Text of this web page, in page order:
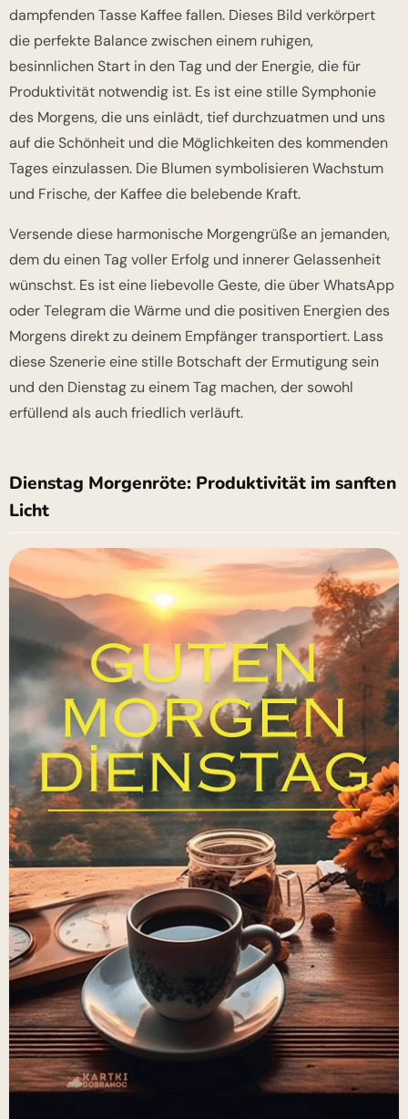
dampfenden Tasse Kaffee fallen. Dieses Bild verkörpert
die perfekte Balance zwischen einem ruhigen,
besinnlichen Start in den Tag und der Energie, die für
Produktivität notwendig ist. Es ist eine stille Symphonie
des Morgens, die uns einlädt, tief durchzuatmen und uns
auf die Schönheit und die Möglichkeiten des kommenden
Tages einzulassen. Die Blumen symbolisieren Wachstum
und Frische, der Kaffee die belebende Kraft.
Versende diese harmonische Morgengrüße an jemanden,
dem du einen Tag voller Erfolg und innerer Gelassenheit
wünschst. Es ist eine liebevolle Geste, die über WhatsApp
oder Telegram die Wärme und die positiven Energien des
Morgens direkt zu deinem Empfänger transportiert. Lass
diese Szenerie eine stille Botschaft der Ermutigung sein
und den Dienstag zu einem Tag machen, der sowohl
erfüllend als auch friedlich verläuft.
Dienstag Morgenröte: Produktivität im sanften
Licht